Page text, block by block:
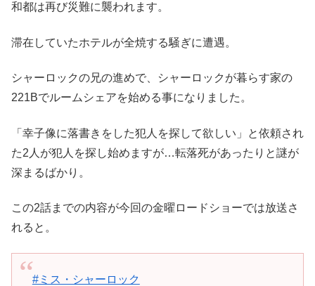
和都は再び災難に襲われます。
滞在していたホテルが全焼する騒ぎに遭遇。
シャーロックの兄の進めで、シャーロックが暮らす家の
221Bでルームシェアを始める事になりました。
「幸子像に落書きをした犯人を探して欲しい」と依頼され
た2人が犯人を探し始めますが…転落死があったりと謎が
深まるばかり。
この2話までの内容が今回の金曜ロードショーでは放送さ
れると。
#ミス・シャーロック